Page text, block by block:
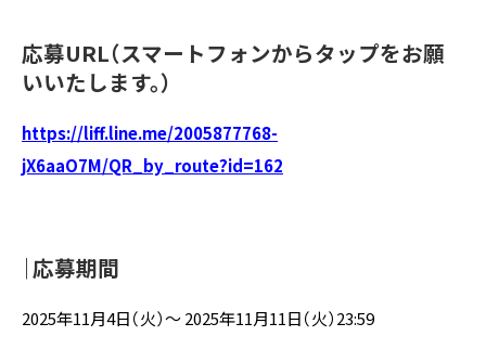
応募URL（スマートフォンからタップをお願
いいたします。）
https://liff.line.me/2005877768-
jX6aaO7M/QR_by_route?id=162
｜応募期間
2025年11月4日（火）〜 2025年11月11日（火）23:59